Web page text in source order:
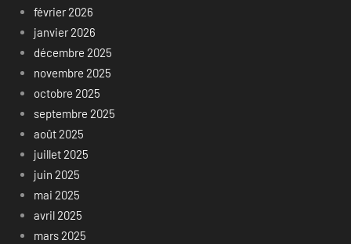
février 2026
janvier 2026
décembre 2025
novembre 2025
octobre 2025
septembre 2025
août 2025
juillet 2025
juin 2025
mai 2025
avril 2025
mars 2025